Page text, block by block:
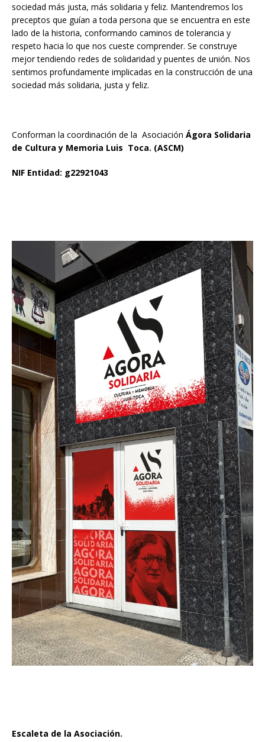
sociedad más justa, más solidaria y feliz. Mantendremos los
preceptos que guían a toda persona que se encuentra en este
lado de la historia, conformando caminos de tolerancia y
respeto hacia lo que nos cueste comprender. Se construye
mejor tendiendo redes de solidaridad y puentes de unión. Nos
sentimos profundamente implicadas en la construcción de una
sociedad más solidaria, justa y feliz.
Conforman la coordinación de la Asociación Ágora Solidaria
de Cultura y Memoria Luis Toca. (ASCM)
NIF Entidad: g22921043
Escaleta de la Asociación.